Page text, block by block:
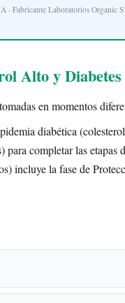
· Fabricante Laboratorios Organic
Alto y Diabetes
en momentos
diabética
para completar las
incluye la fase de